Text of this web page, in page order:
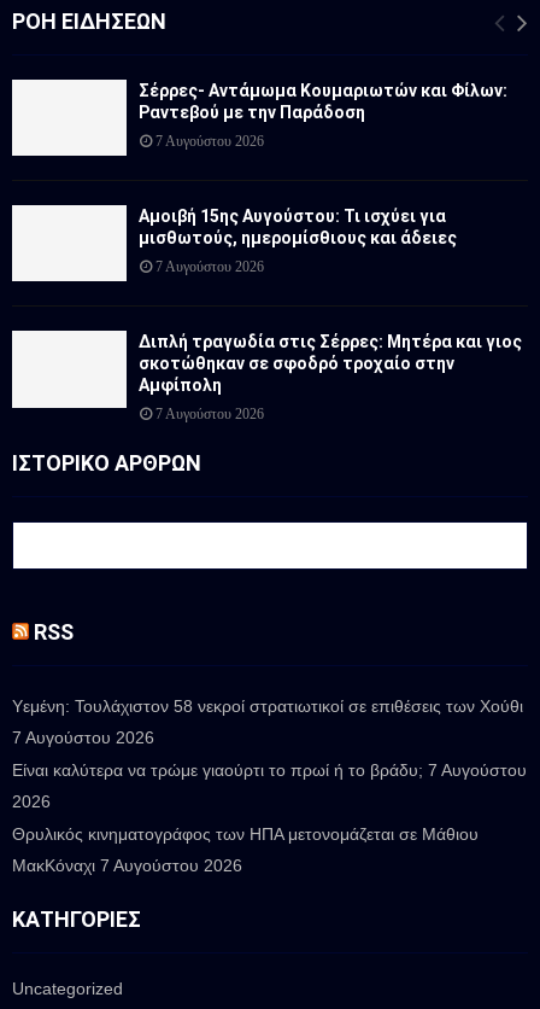
ΡΟΉ ΕΙΔΉΣΕΩΝ
Σέρρες- Αντάμωμα Κουμαριωτών και Φίλων:
Ραντεβού με την Παράδοση
7 Αυγούστου 2026
Αμοιβή 15ης Αυγούστου: Τι ισχύει για
μισθωτούς, ημερομίσθιους και άδειες
7 Αυγούστου 2026
Διπλή τραγωδία στις Σέρρες: Μητέρα και γιος
σκοτώθηκαν σε σφοδρό τροχαίο στην
Αμφίπολη
7 Αυγούστου 2026
ΙΣΤΟΡΙΚΟ ΑΡΘΡΩΝ
RSS
Υεμένη: Τουλάχιστον 58 νεκροί στρατιωτικοί σε επιθέσεις των Χούθι
7 Αυγούστου 2026
Είναι καλύτερα να τρώμε γιαούρτι το πρωί ή το βράδυ; 7 Αυγούστου
2026
Θρυλικός κινηματογράφος των ΗΠΑ μετονομάζεται σε Μάθιου
ΜακΚόναχι 7 Αυγούστου 2026
ΚΑΤΗΓΟΡΊΕΣ
Uncategorized